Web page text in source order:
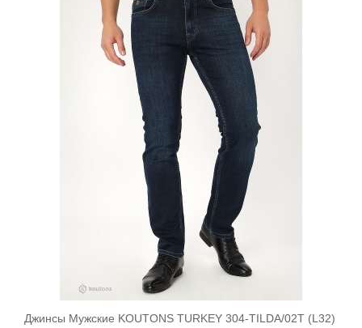
В корзину
Джинсы Мужские KOUTONS TURKEY 304-TILDA/02T (L32)